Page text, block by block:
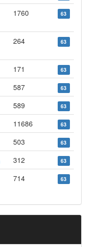
1760 63
264 63
171 63
587 63
589 63
11686 63
503 63
312 63
714 63